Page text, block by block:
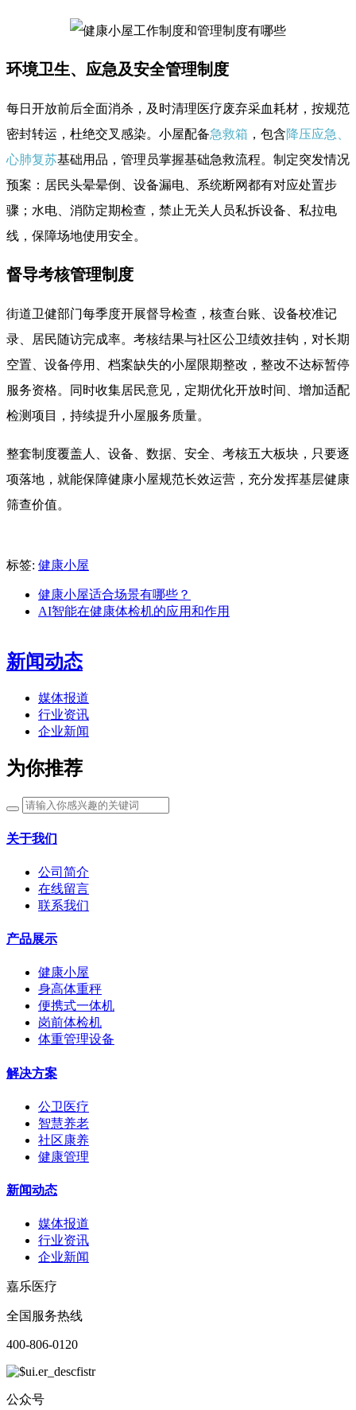
环境卫生、应急及安全管理制度
每日开放前后全面消杀，及时清理医疗废弃采血耗材，按规范
密封转运，杜绝交叉感染。小屋配备急救箱 ，包含降压应急、
心肺复苏基础用品，管理员掌握基础急救流程。制定突发情况
预案：居民头晕晕倒、设备漏电、系统断网都有对应处置步
骤；水电、消防定期检查，禁止无关人员私拆设备、私拉电
线，保障场地使用安全。
督导考核管理制度
街道卫健部门每季度开展督导检查，核查台账、设备校准记
录、居民随访完成率。考核结果与社区公卫绩效挂钩，对长期
空置、设备停用、档案缺失的小屋限期整改，整改不达标暂停
服务资格。同时收集居民意见，定期优化开放时间、增加适配
检测项目，持续提升小屋服务质量。
整套制度覆盖人、设备、数据、安全、考核五大板块，只要逐
项落地，就能保障健康小屋规范长效运营，充分发挥基层健康
筛查价值。
标签: 健康小屋
健康小屋适合场景有哪些？
AI智能在健康体检机的应用和作用
新闻动态
媒体报道
行业资讯
企业新闻
为你推荐
关于我们
公司简介
在线留言
联系我们
产品展示
健康小屋
身高体重秤
便携式一体机
岗前体检机
体重管理设备
解决方案
公卫医疗
智慧养老
社区康养
健康管理
新闻动态
媒体报道
行业资讯
企业新闻
嘉乐医疗
全国服务热线
400-806-0120
公众号